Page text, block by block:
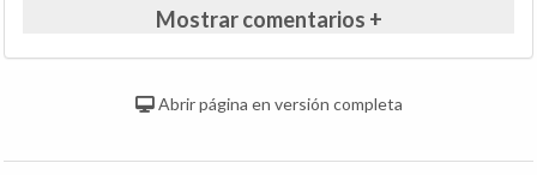
Mostrar comentarios +
Abrir página en versión completa